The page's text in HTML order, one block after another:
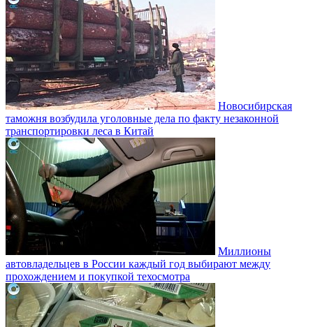
Новосибирская
таможня возбудила уголовные дела по факту незаконной
транспортировки леса в Китай
Миллионы
автовладельцев в России каждый год выбирают между
прохождением и покупкой техосмотра